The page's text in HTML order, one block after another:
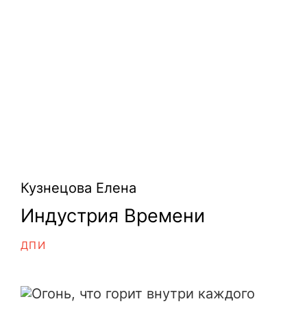
Кузнецова Елена
Индустрия Времени
ДПИ
Огонь, что горит внутри каждого